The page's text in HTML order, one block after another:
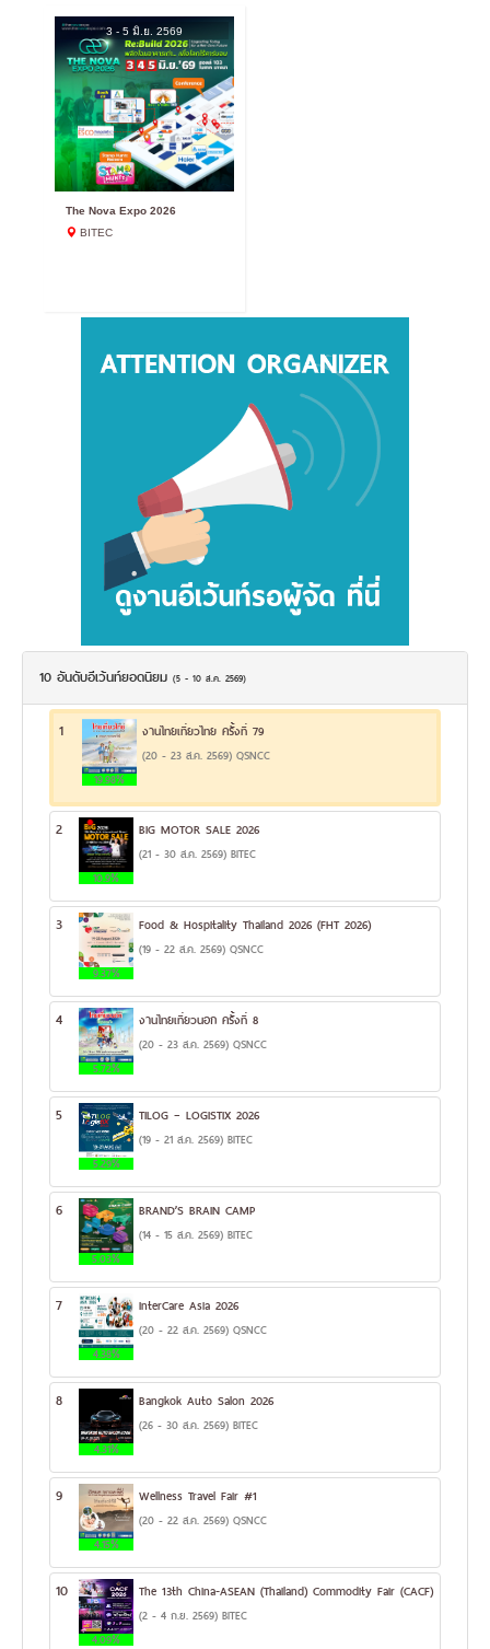
3 - 5 มิ.ย. 2569
The Nova Expo 2026
BITEC
10 อันดับอีเว้นท์ยอดนิยม (5 - 10 ส.ค. 2569)
1
19.98%
งานไทยเที่ยวไทย ครั้งที่ 79
(20 - 23 ส.ค. 2569) QSNCC
2
10.9%
BIG MOTOR SALE 2026
(21 - 30 ส.ค. 2569) BITEC
3
9.37%
Food & Hospitality Thailand 2026 (FHT 2026)
(19 - 22 ส.ค. 2569) QSNCC
4
5.72%
งานไทยเที่ยวนอก ครั้งที่ 8
(20 - 23 ส.ค. 2569) QSNCC
5
5.29%
TILOG – LOGISTIX 2026
(19 - 21 ส.ค. 2569) BITEC
6
5.03%
BRAND’S BRAIN CAMP
(14 - 15 ส.ค. 2569) BITEC
7
4.38%
InterCare Asia 2026
(20 - 22 ส.ค. 2569) QSNCC
8
4.31%
Bangkok Auto Salon 2026
(26 - 30 ส.ค. 2569) BITEC
9
4.15%
Wellness Travel Fair #1
(20 - 22 ส.ค. 2569) QSNCC
10
4.09%
The 13th China-ASEAN (Thailand) Commodity Fair (CACF)
(2 - 4 ก.ย. 2569) BITEC